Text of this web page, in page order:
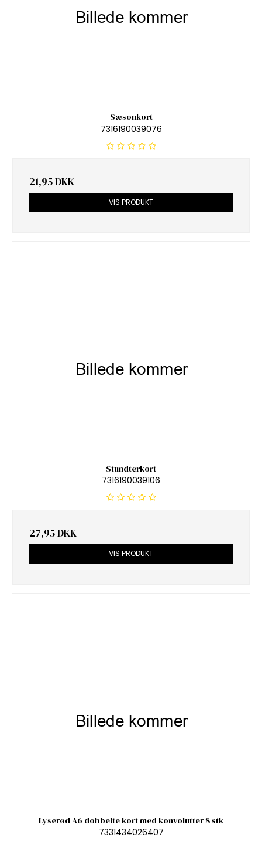
Sæsonkort
7316190039076
21,95 DKK
VIS PRODUKT
Stundterkort
7316190039106
27,95 DKK
VIS PRODUKT
Lyserød A6 dobbelte kort med konvolutter 8 stk
7331434026407